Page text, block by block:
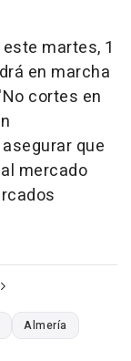
martes, 1
en marcha
cortes en
que
mercado
Almería